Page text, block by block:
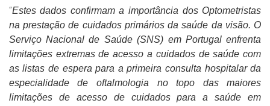
“Estes dados confirmam a importância dos Optometristas
na prestação de cuidados primários da saúde da visão. O
Serviço Nacional de Saúde (SNS) em Portugal enfrenta
limitações extremas de acesso a cuidados de saúde com
as listas de espera para a primeira consulta hospitalar da
especialidade de oftalmologia no topo das maiores
limitações de acesso de cuidados para a saúde em